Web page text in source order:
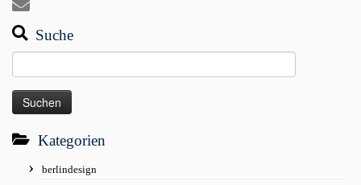
Suche
nach:
Kategorien
berlindesign